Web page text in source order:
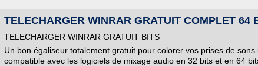
TELECHARGER WINRAR GRATUIT COMPLET 64
TELECHARGER WINRAR GRATUIT BITS
Un bon égaliseur totalement gratuit pour colorer vos prises de sons
compatible avec les logiciels de mixage audio en 32 bits et en 64